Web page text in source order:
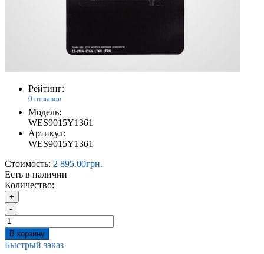
Рейтинг:
0 отзывов
Модель:
WES9015Y1361
Артикул:
WES9015Y1361
Стоимость: 2 895.00грн.
Есть в наличии
Количество:
+
-
В корзину
Быстрый заказ